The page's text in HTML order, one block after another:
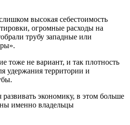
высокая себестоимость
огромные расходы на
трубу западные или
тоже не вариант, и так плотность
удержания территории и
развивать экономику, в этом больше
именно владельцы